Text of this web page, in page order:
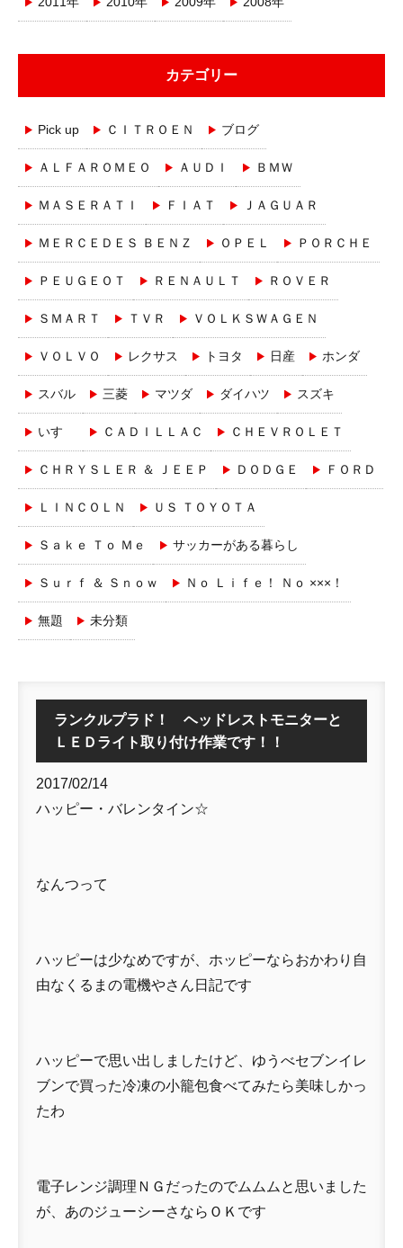
カテゴリー
Pick up ＣＩＴＲＯＥＮ ブログ
ＡＬＦＡＲＯＭＥＯ ＡＵＤＩ ＢＭＷ
ＭＡＳＥＲＡＴＩ ＦＩＡＴ ＪＡＧＵＡＲ
ＭＥＲＣＥＤＥＳ ＢＥＮＺ ＯＰＥＬ ＰＯＲＣＨＥ
ＰＥＵＧＥＯＴ ＲＥＮＡＵＬＴ ＲＯＶＥＲ
ＳＭＡＲＴ ＴＶＲ ＶＯＬＫＳＷＡＧＥＮ
ＶＯＬＶＯ レクサス トヨタ 日産 ホンダ
スバル 三菱 マツダ ダイハツ スズキ
いすゞ ＣＡＤＩＬＬＡＣ ＣＨＥＶＲＯＬＥＴ
ＣＨＲＹＳＬＥＲ ＆ ＪＥＥＰ ＤＯＤＧＥ ＦＯＲＤ
ＬＩＮＣＯＬＮ ＵＳ ＴＯＹＯＴＡ
Ｓａｋｅ Ｔｏ Ｍｅ サッカーがある暮らし
Ｓｕｒｆ ＆ Ｓｎｏｗ Ｎｏ Ｌｉｆｅ！ Ｎｏ ×××！
無題 未分類
ランクルプラド！ ヘッドレストモニターと
ＬＥＤライト取り付け作業です！！
2017/02/14
ハッピー・バレンタイン☆
なんつって
ハッピーは少なめですが、ホッピーならおかわり自
由なくるまの電機やさん日記です
ハッピーで思い出しましたけど、ゆうべセブンイレ
ブンで買った冷凍の小籠包食べてみたら美味しかっ
たわ
電子レンジ調理ＮＧだったのでムムムと思いました
が、あのジューシーさならＯＫです